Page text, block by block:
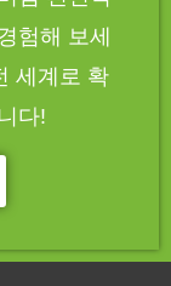
험해 보세
세계로 확
다!